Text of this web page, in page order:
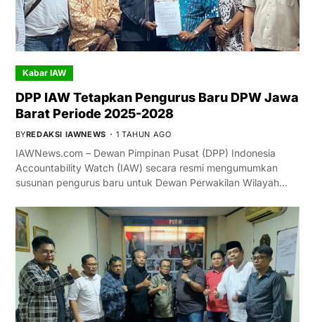
Kabar IAW
DPP IAW Tetapkan Pengurus Baru DPW Jawa
Barat Periode 2025-2028
BYREDAKSI IAWNEWS 1 TAHUN AGO
IAWNews.com – Dewan Pimpinan Pusat (DPP) Indonesia
Accountability Watch (IAW) secara resmi mengumumkan
susunan pengurus baru untuk Dewan Perwakilan Wilayah…